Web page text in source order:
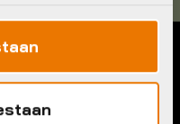
Menu
Account